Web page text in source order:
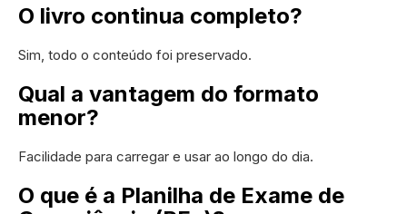
O livro continua completo?
Sim, todo o conteúdo foi preservado.
Qual a vantagem do formato
menor?
Facilidade para carregar e usar ao longo do dia.
O que é a Planilha de Exame de